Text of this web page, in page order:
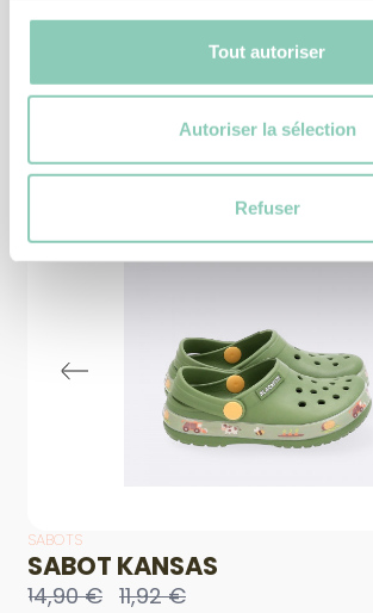
Tout autoriser
Autoriser la sélection
Refuser
Produits
-20%
SABOTS
SABOT KANSAS
14,90 € 11,92 €